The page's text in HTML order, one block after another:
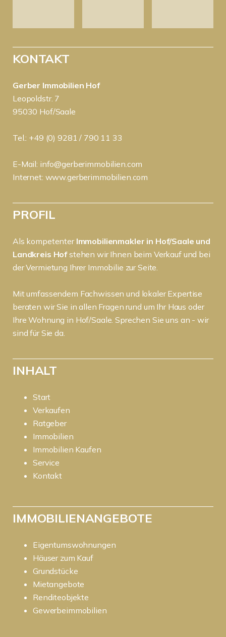
KONTAKT
Gerber Immobilien Hof
Leopoldstr. 7
95030 Hof/Saale
Tel.: +49 (0) 9281 / 790 11 33
E-Mail: info@gerberimmobilien.com
Internet: www.gerberimmobilien.com
PROFIL
Als kompetenter Immobilienmakler in Hof/Saale und
Landkreis Hofstehen wir Ihnen beim Verkauf und bei
der Vermietung Ihrer Immobilie zur Seite.
Mit umfassendem Fachwissen und lokaler Expertise
beraten wir Sie in allen Fragen rund um Ihr Haus oder
Ihre Wohnung in Hof/Saale. Sprechen Sie uns an - wir
sind für Sie da.
INHALT
Start
Verkaufen
Ratgeber
Immobilien
Immobilien Kaufen
Service
Kontakt
IMMOBILIENANGEBOTE
Eigentumswohnungen
Häuser zum Kauf
Grundstücke
Mietangebote
Renditeobjekte
Gewerbeimmobilien